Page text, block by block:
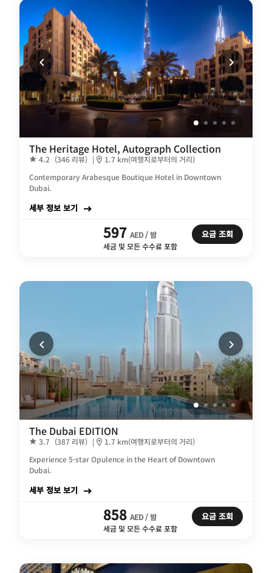
The Heritage Hotel, Autograph Collection
4.2 (346 리뷰) |
1.7 km(여행지로부터의 거리)
Contemporary Arabesque Boutique Hotel in Downtown
Dubai.
세부 정보 보기
597 AED / 밤
세금 및 모든 수수료 포함
요금 조회
The Dubai EDITION
3.7 (387 리뷰) |
1.7 km(여행지로부터의 거리)
Experience 5-star Opulence in the Heart of Downtown
Dubai.
세부 정보 보기
858 AED / 밤
세금 및 모든 수수료 포함
요금 조회